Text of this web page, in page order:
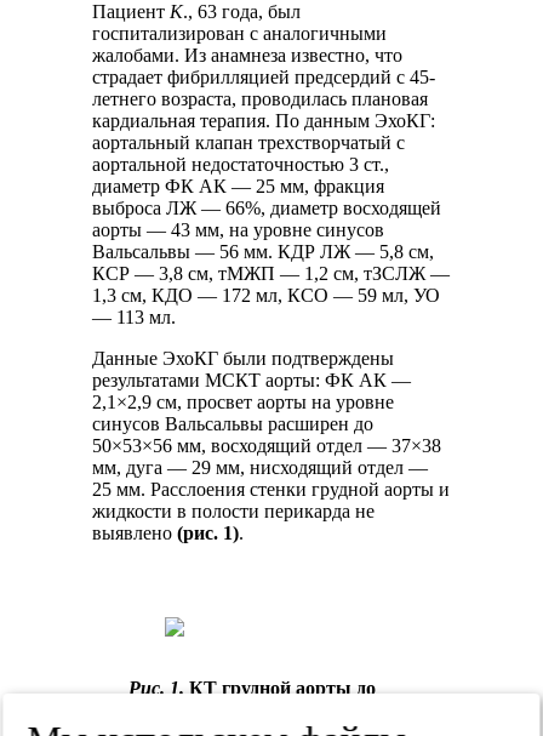
Пациент К., 63 года, был
госпитализирован с аналогичными
жалобами. Из анамнеза известно, что
страдает фибрилляцией предсердий с 45-
летнего возраста, проводилась плановая
кардиальная терапия. По данным ЭхоКГ:
аортальный клапан трехстворчатый с
аортальной недостаточностью 3 ст.,
диаметр ФК АК — 25 мм, фракция
выброса ЛЖ — 66%, диаметр восходящей
аорты — 43 мм, на уровне синусов
Вальсальвы — 56 мм. КДР ЛЖ — 5,8 см,
КСР — 3,8 см, тМЖП — 1,2 см, тЗСЛЖ —
1,3 см, КДО — 172 мл, КСО — 59 мл, УО
— 113 мл.
Данные ЭхоКГ были подтверждены
результатами МСКТ аорты: ФК АК —
2,1×2,9 см, просвет аорты на уровне
синусов Вальсальвы расширен до
50×53×56 мм, восходящий отдел — 37×38
мм, дуга — 29 мм, нисходящий отдел —
25 мм. Расслоения стенки грудной аорты и
жидкости в полости перикарда не
выявлено(рис. 1).
Рис. 1. КТ грудной аорты до